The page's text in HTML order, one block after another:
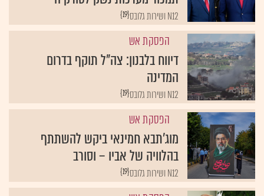
{19} N12 ושירות גלובס
הפסקת אש
דיווח בלבנון: צה"ל תוקף בדרום
המדינה
{19} N12 ושירות גלובס
הפסקת אש
מוג'תבא חמינאי ביקש להשתתף
בהלוויה של אביו – וסורב
{19} N12 ושירות גלובס